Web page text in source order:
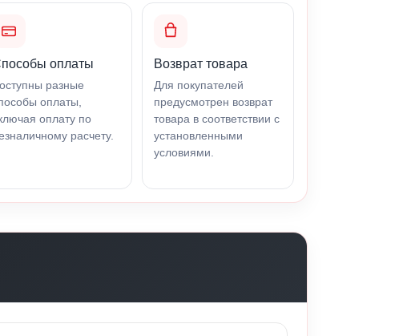
оплаты
разные
оплаты,
оплату по
расчету.
Возврат товара
Для покупателей
предусмотрен возврат
товара в соответствии с
установленными
условиями.